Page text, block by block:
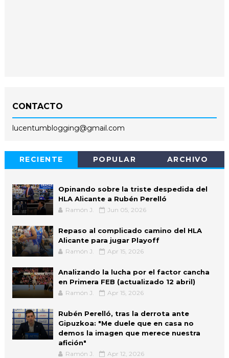
CONTACTO
lucentumblogging@gmail.com
RECIENTE POPULAR ARCHIVO
Opinando sobre la triste despedida del
HLA Alicante a Rubén Perelló
Ramón J. Jun 05, 2026
Repaso al complicado camino del HLA
Alicante para jugar Playoff
Ramón J. Apr 15, 2026
Analizando la lucha por el factor cancha
en Primera FEB (actualizado 12 abril)
Ramón J. Apr 15, 2026
Rubén Perelló, tras la derrota ante
Gipuzkoa: "Me duele que en casa no
demos la imagen que merece nuestra
afición"
Ramón J. Apr 12, 2026